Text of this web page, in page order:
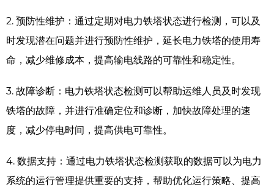
2. 预防性维护：通过定期对电力铁塔状态进行检测，可以及
时发现潜在问题并进行预防性维护，延长电力铁塔的使用寿
命，减少维修成本，提高输电线路的可靠性和稳定性。
3. 故障诊断：电力铁塔状态检测可以帮助运维人员及时发现
铁塔的故障，并进行准确定位和诊断，加快故障处理的速
度，减少停电时间，提高供电可靠性。
4. 数据支持：通过电力铁塔状态检测获取的数据可以为电力
系统的运行管理提供重要的支持，帮助优化运行策略、提高